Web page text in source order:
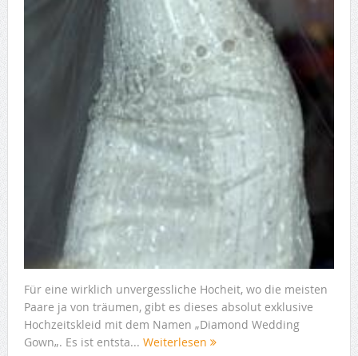
Für eine wirklich unvergessliche Hocheit, wo die meisten
Paare ja von träumen, gibt es dieses absolut exklusive
Hochzeitskleid mit dem Namen „Diamond Wedding
Gown„. Es ist entsta... Weiterlesen